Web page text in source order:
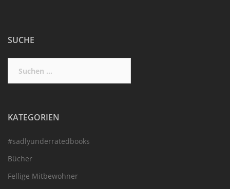
SUCHE
nach:
KATEGORIEN
#sadlyunderratedbooks
Bücher
Fellige Mitbewohner